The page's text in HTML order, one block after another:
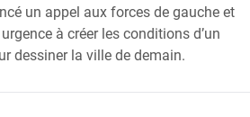
un appel aux forces de gauche et
à créer les condi­tions d’un
des­si­ner la ville de demain.